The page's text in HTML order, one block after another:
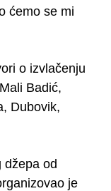
ćemo se mi
o izvlačenju
Badić,
Dubovik,
džepa od
je